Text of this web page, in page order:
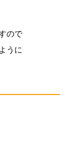
ので
うに